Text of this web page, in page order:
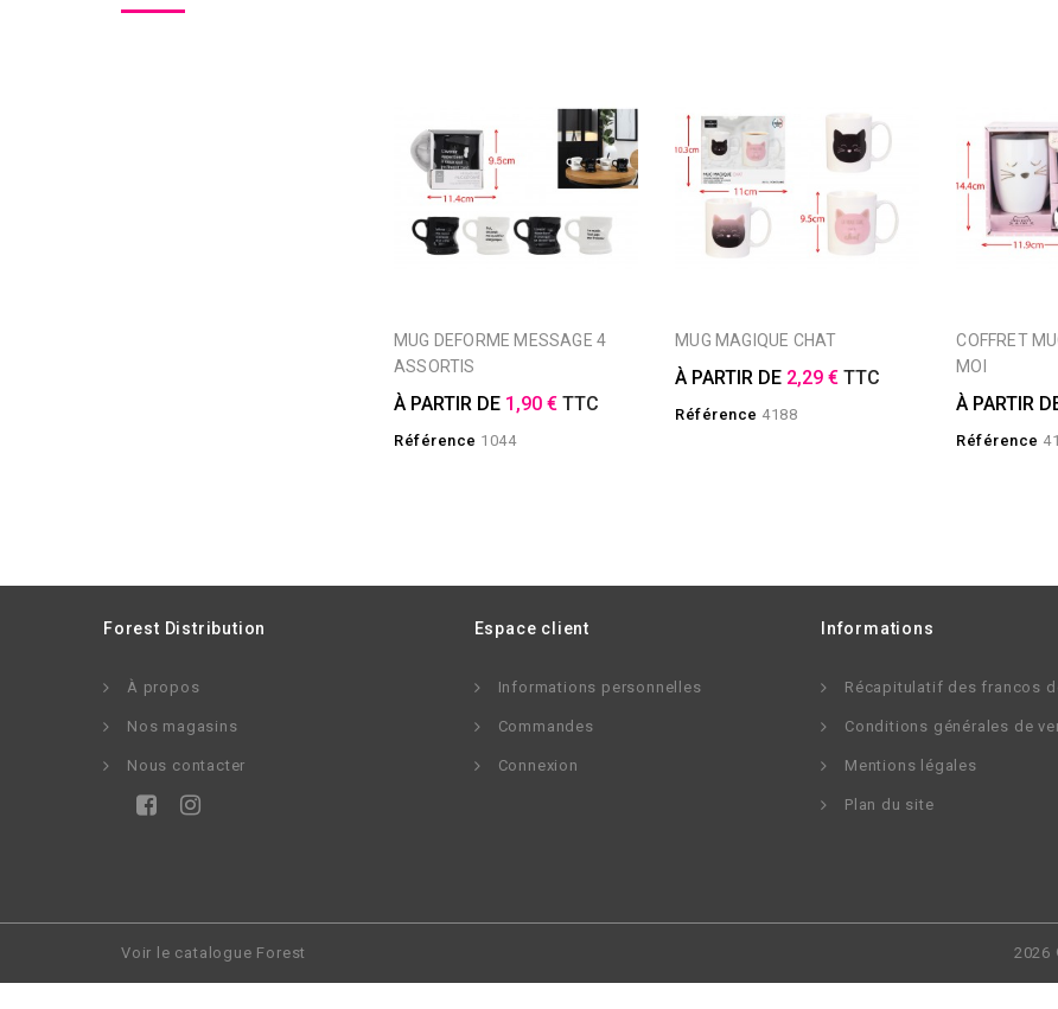
MUG DEFORME MESSAGE 4
ASSORTIS
À PARTIR DE 1,90 € TTC
Référence 1044
MUG MAGIQUE CHAT
À PARTIR DE 2,29 € TTC
Référence 4188
COFFRET MUG MON CHAT ET
MOI
À PARTIR
Référence
Forest Distribution
À propos
Nos magasins
Nous contacter
Espace client
Informations personnelles
Commandes
Connexion
Informations
Récapitulatif des francos
Conditions générales de
Mentions légales
Plan du site
Voir le catalogue Forest 2026